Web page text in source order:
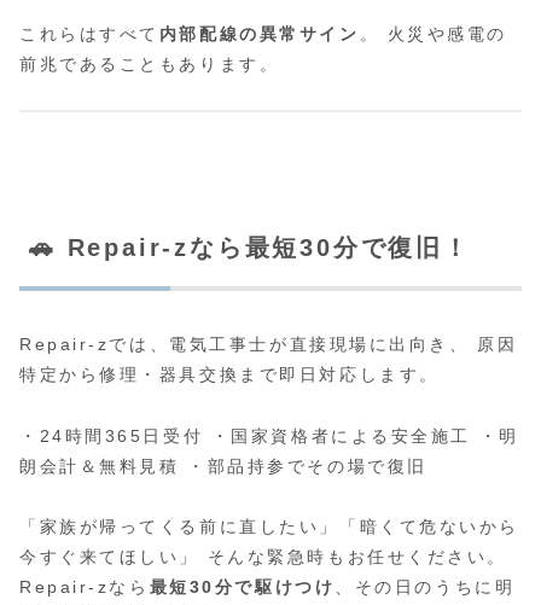
これらはすべて 内部配線の異常サイン 。 火災や感電の
前兆であることもあります。
🚗 Repair-zなら最短30分で復旧！
Repair-zでは、電気工事士が直接現場に出向き、 原因
特定から修理・器具交換まで即日対応します。
・24時間365日受付 ・国家資格者による安全施工 ・明
朗会計＆無料見積 ・部品持参でその場で復旧
「家族が帰ってくる前に直したい」「暗くて危ないから
今すぐ来てほしい」 そんな緊急時もお任せください。
Repair-zなら 最短30分で駆けつけ
、その日のうちに明